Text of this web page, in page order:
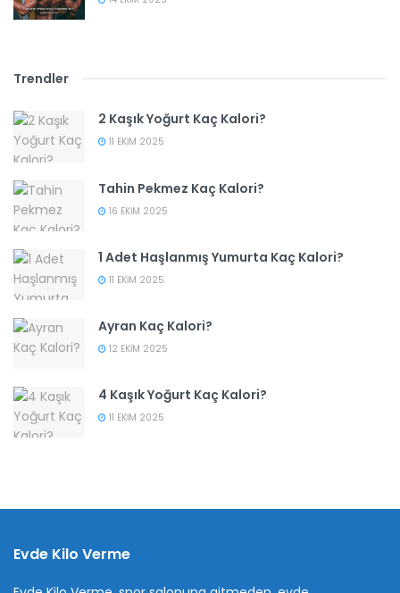
Trendler
2 Kaşık Yoğurt Kaç Kalori?
11 EKIM 2025
Tahin Pekmez Kaç Kalori?
16 EKIM 2025
1 Adet Haşlanmış Yumurta Kaç Kalori?
11 EKIM 2025
Ayran Kaç Kalori?
12 EKIM 2025
4 Kaşık Yoğurt Kaç Kalori?
11 EKIM 2025
Evde Kilo Verme